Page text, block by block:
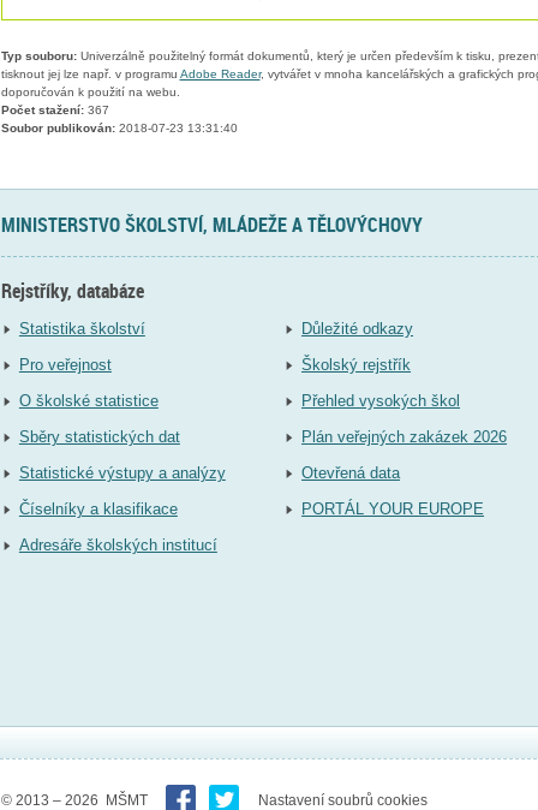
Typ souboru:Univerzálně použitelný formát dokumentů, který je určen především k tisku,
tisknout jej lze např. v programu Adobe Reader, vytvářet v mnoha kancelářských a grafických
doporučován k použití na webu.
Počet stažení:367
Soubor publikován:2018-07-23 13:31:40
MINISTERSTVO ŠKOLSTVÍ, MLÁDEŽE A TĚLOVÝCHOVY
Rejstříky, databáze
Statistika školství
Pro veřejnost
O školské statistice
Sběry statistických dat
Statistické výstupy a analýzy
Číselníky a klasifikace
Adresáře školských institucí
Důležité odkazy
Školský rejstřík
Přehled vysokých škol
Plán veřejných zakázek 2026
Otevřená data
PORTÁL YOUR EUROPE
© 2013 – 2026 MŠMT Nastavení soubrů cookies